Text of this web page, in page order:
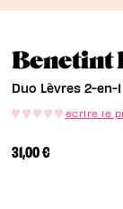
Benetint
Duo Lèvres 2-en-
ecrire le
31,00 €